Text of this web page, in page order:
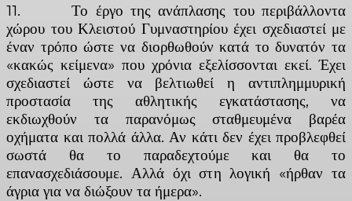
11. Το έργο της ανάπλασης του περιβάλλοντα
χώρου του Κλειστού Γυμναστηρίου έχει σχεδιαστεί με
έναν τρόπο ώστε να διορθωθούν κατά το δυνατόν τα
«κακώς κείμενα» που χρόνια εξελίσσονται εκεί. Έχει
σχεδιαστεί ώστε να βελτιωθεί η αντιπλημμυρική
προστασία της αθλητικής εγκατάστασης, να
εκδιωχθούν τα παρανόμως σταθμευμένα βαρέα
οχήματα και πολλά άλλα. Αν κάτι δεν έχει προβλεφθεί
σωστά θα το παραδεχτούμε και θα το
επανασχεδιάσουμε. Αλλά όχι στη λογική «ήρθαν τα
άγρια για να διώξουν τα ήμερα».